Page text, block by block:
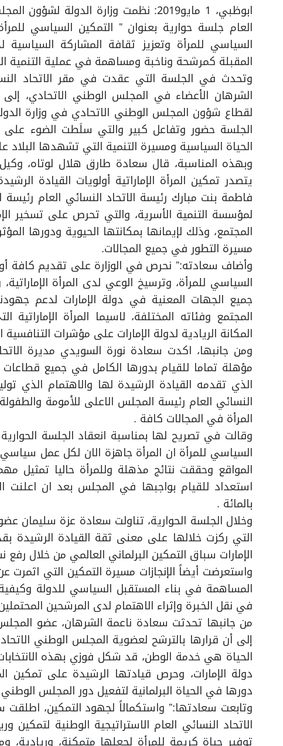
ابوظبي، 1 مايو2019: نظمت وزارة الدولة
السياسي للمرأة وتعزيز ثقافة المشاركة السياسية
المقبلة كمرشحة وناخبة ومساهمة في عملية التنمية
وتحدث في الجلسة التي عقدت في مقر الاتحاد
الشرهان الأعضاء في المجلس الوطني الاتحادي،
لقطاع شؤون المجلس الوطني الاتحادي في وزارة
الجلسة حضور وتفاعل كبير والتي سلَطت الضوء على
الحياة السياسية ومسيرة التنمية التي تشهدها
وبهذه المناسبة، قال سعادة طارق هلال لوتاه،
يتصدر تمكين المرأة الإماراتية أولويات القيادة
فاطمة بنت مبارك رئيسة الاتحاد النسائي العام
لمؤسسة التنمية الأسرية، والتي تحرص على تسخير
المجتمع، وذلك لإيمانها بمكانتها الحيوية ودورها
مسيرة التطور في جميع المجالات.
السياسي للمرأة، وترسيخ الوعي لدى المرأة
جميع الجهات المعنية في دولة الإمارات لدعم
المجتمع وفئاته المختلفة، لاسيما المرأة
المكانة الريادية لدولة الإمارات على مؤشرات التنافسية
ومن جانبها، اكدت سعادة نورة السويدي مديرة
مؤهلة تماما للقيام بدورها الكامل في جميع
الذي تقدمه القيادة الرشيدة لها والاهتمام الذي
النسائي العام رئيسة المجلس الاعلى للأمومة
المرأة في المجالات كافة .
السياسي للمرأة ان المرأة جاهزة الان لكل عمل
المواقع وحققت نتائج مذهلة وللمرأة حاليا
بالمائة .
وخلال الجلسة الحوارية، تناولت سعادة عزة سليمان
التي ركزت خلالها على معنى ثقة القيادة الرشيدة
الإمارات سباق التمكين البرلماني العالمي من خلال
واستعرضت أيضاً الإنجازات مسيرة التمكين التي
المساهمة في بناء المستقبل السياسي للدولة وكيفية
في نقل الخبرة وإثراء الاهتمام لدى المرشحين
من جانبها تحدثت سعادة ناعمة الشرهان، عضو المجلس
إلى أن قرارها بالترشح لعضوية المجلس الوطني
الحياة هي خدمة الوطن، قد شكل فوزي بهذه
دولة الإمارات، وحرص قيادتها الرشيدة على
دورها في الحياة البرلمانية لتفعيل دور المجلس
وتابعت سعادتها:” واستكمالاً لجهود التمكين، اطلقت
توفير حياة كريمة للمرأة لجعلها متمكنة، وريادية،